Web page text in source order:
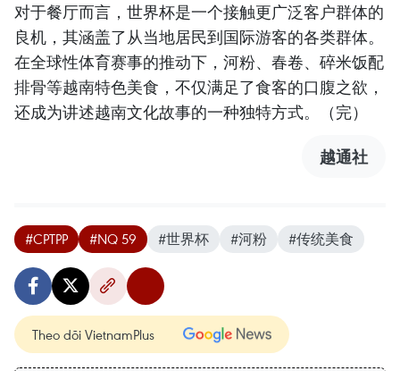
对于餐厅而言，世界杯是一个接触更广泛客户群体的
良机，其涵盖了从当地居民到国际游客的各类群体。
在全球性体育赛事的推动下，河粉、春卷、碎米饭配
排骨等越南特色美食，不仅满足了食客的口腹之欲，
还成为讲述越南文化故事的一种独特方式。（完）
越通社
#CPTPP #NQ 59 #世界杯 #河粉 #传统美食
Theo dõi VietnamPlus